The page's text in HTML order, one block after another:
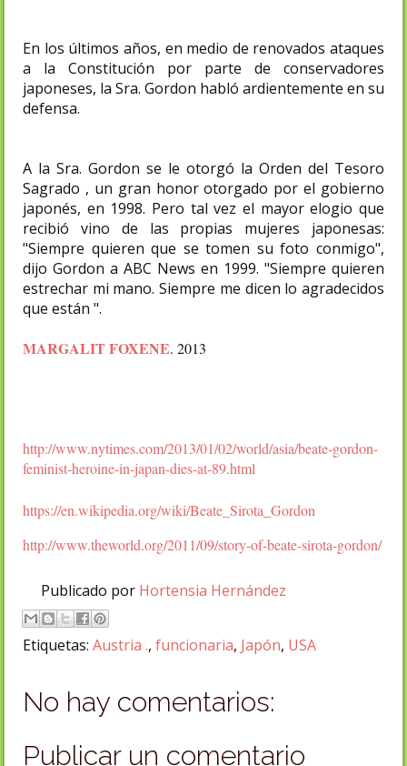
En los últimos años, en medio de renovados ataques
a la Constitución por parte de conservadores
japoneses, la Sra. Gordon habló ardientemente en su
defensa.
A la Sra. Gordon se le otorgó la Orden del Tesoro
Sagrado , un gran honor otorgado por el gobierno
japonés, en 1998. Pero tal vez el mayor elogio que
recibió vino de las propias mujeres japonesas:
"Siempre quieren que se tomen su foto conmigo",
dijo Gordon a ABC News en 1999. "Siempre quieren
estrechar mi mano. Siempre me dicen lo agradecidos
que están ".
MARGALIT FOXENE. 2013
http://www.nytimes.com/2013/01/02/world/asia/beate-gordon-
feminist-heroine-in-japan-dies-at-89.html
https://en.wikipedia.org/wiki/Beate_Sirota_Gordon
http://www.theworld.org/2011/09/story-of-beate-sirota-gordon/
Publicado por Hortensia Hernández
Etiquetas: Austria ., funcionaria, Japón, USA
No hay comentarios:
Publicar un comentario